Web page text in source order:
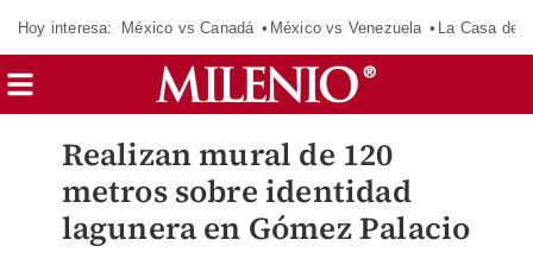
Hoy interesa: México vs Canadá México vs Venezuela La Casa de
Realizan mural de 120
metros sobre identidad
lagunera en Gómez Palacio